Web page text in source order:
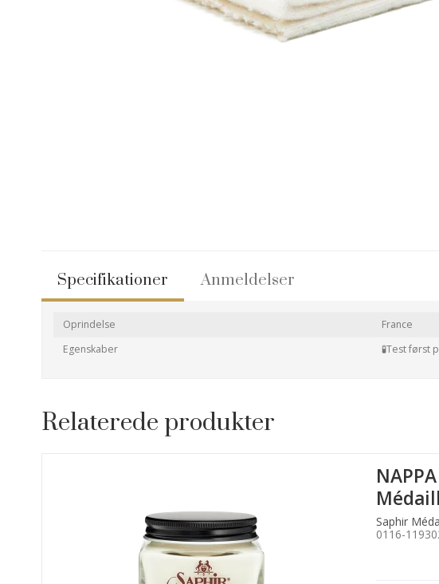
Specifikationer Anmeldelser
Oprindelse
France
Egenskaber
🧪Test først
Relaterede produkter
Saphir
0116-